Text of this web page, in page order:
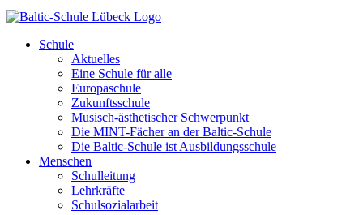
Schule
Aktuelles
Eine Schule für alle
Europaschule
Zukunftsschule
Musisch-ästhetischer Schwerpunkt
Die MINT-Fächer an der Baltic-Schule
Die Baltic-Schule ist Ausbildungsschule
Menschen
Schulleitung
Lehrkräfte
Schulsozialarbeit